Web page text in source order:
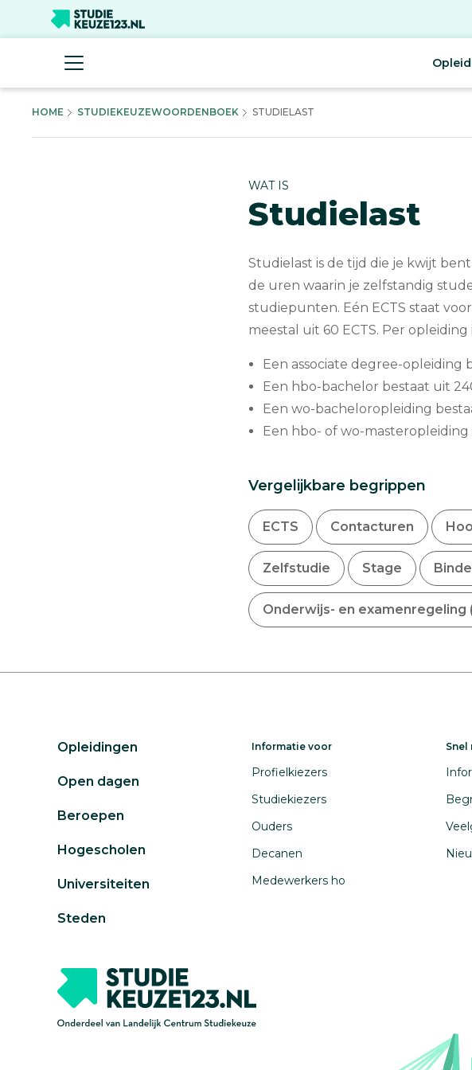
HOME STUDIEKEUZEWOORDENBOEK STUDIELAST
WAT IS
Studielast
Studielast is de tijd die je kwijt
de uren waarin je zelfstandig
studiepunten. Eén ECTS staat
meestal uit 60 ECTS. Per
Een associate degree-opleiding
Een hbo-bachelor bestaat uit
Een wo-bacheloropleiding
Een hbo- of wo-masteropleiding
Vergelijkbare begrippen
ECTS Contacturen
Zelfstudie Stage
Onderwijs- en examenregeling
Opleidingen
Open dagen
Beroepen
Hogescholen
Universiteiten
Steden
Informatie voor
Profielkiezers
Studiekiezers
Ouders
Decanen
Medewerkers ho
Snel